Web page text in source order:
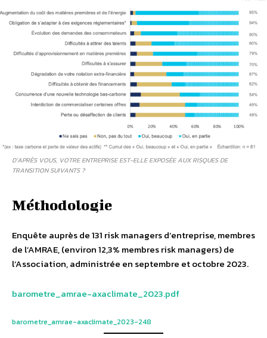
D’APRÈS VOUS, VOTRE ENTREPRISE EST-ELLE EXPOSÉE AUX RISQUES DE
TRANSITION SUIVANTS ?
Méthodologie
Enquête auprès de 131 risk managers d’entreprise, membres
de l’AMRAE, (environ 12,3% membres risk managers) de
l’Association, administrée en septembre et octobre 2023.
barometre_amrae-axaclimate_2023.pdf
barometre_amrae-axaclimate_2023-248